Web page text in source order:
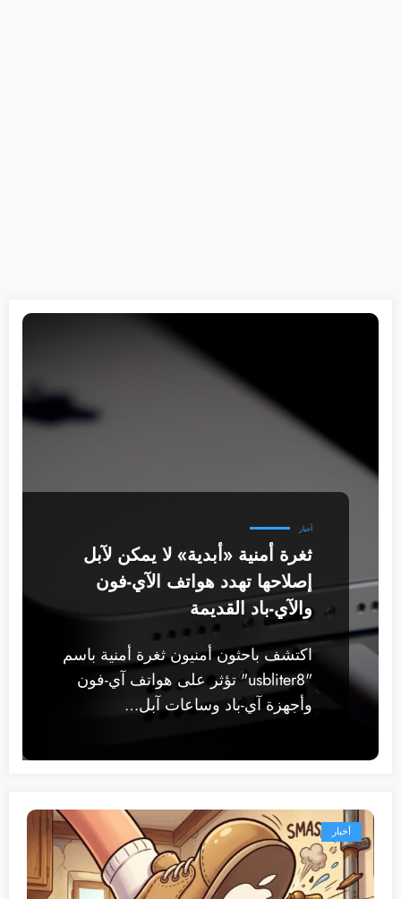
أخبار
ثغرة أمنية «أبدية» لا يمكن لآبل
إصلاحها تهدد هواتف الآي-فون
والآي-باد القديمة
اكتشف باحثون أمنيون ثغرة أمنية باسم
"usbliter8" تؤثر على هواتف آي-فون
وأجهزة آي-باد وساعات آبل…
أخبار